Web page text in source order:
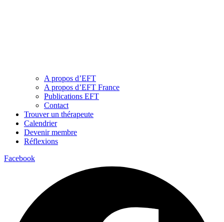
A propos d’EFT
A propos d’EFT France
Publications EFT
Contact
Trouver un thérapeute
Calendrier
Devenir membre
Réflexions
Facebook